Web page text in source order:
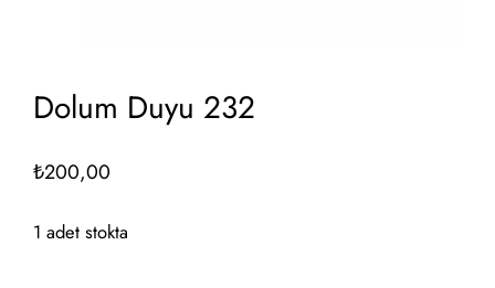
Dolum Duyu 232
₺200,00
1 adet stokta